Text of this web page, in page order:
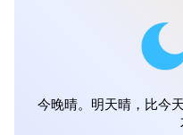
今晚晴。明天晴，比今